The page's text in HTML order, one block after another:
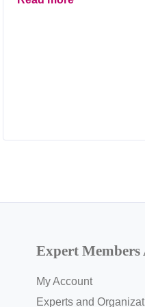
Expert Members
My Account
Experts and